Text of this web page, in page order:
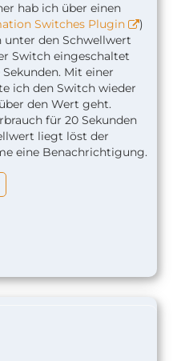
hab ich über einen
Switches Plugin
)
unter den Schwellwert
Switch eingeschaltet
Mit einer
ich den Switch wieder
den Wert geht.
für 20 Sekunden
liegt löst der
eine Benachrichtigung.